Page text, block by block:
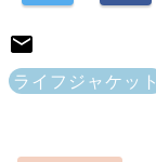
ライフジャケット